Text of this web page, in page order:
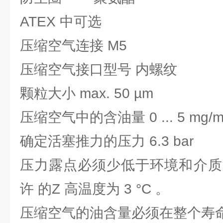
ATEX 中可选
压缩空气连接 M5
压缩空气接口型号 内螺纹
颗粒大小 max. 50 µm
压缩空气中的含油量 0 ... 5 mg/
确定活塞推力的压力 6.3 bar
压力露点必须少低于环境和介
许 的Z 高温度为 3 °C 。
压缩空气的油含量必须在整个寿